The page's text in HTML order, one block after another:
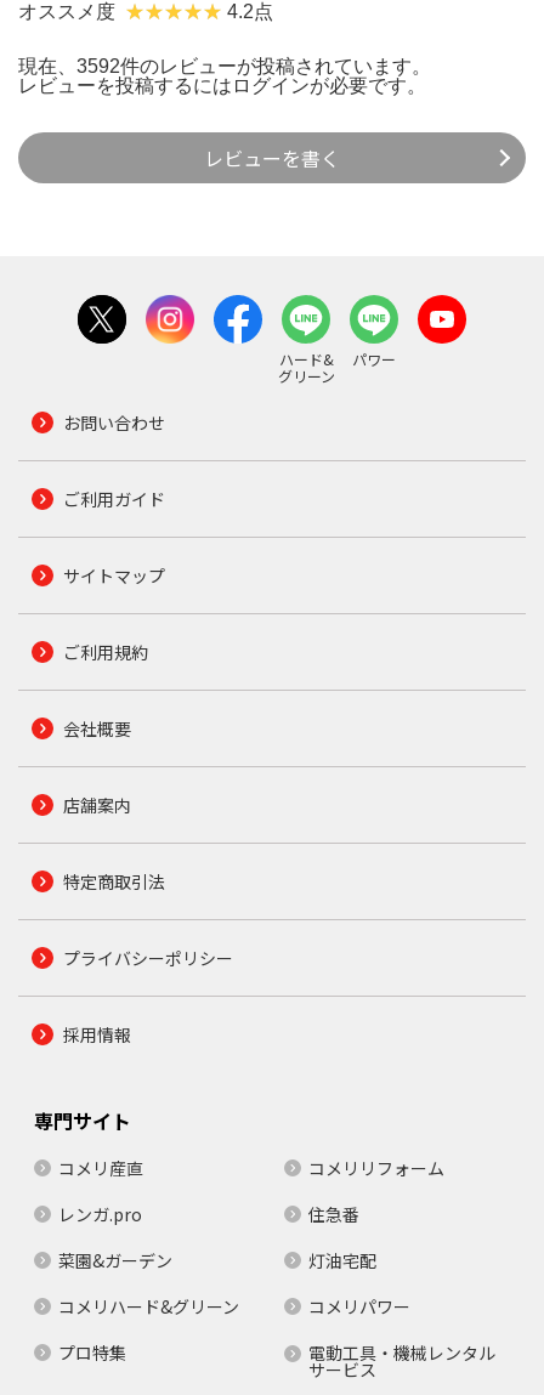
オススメ度 4.2点
現在、3592件のレビューが投稿されています。
レビューを投稿するには ログインが必要です。
レビューを書く
ハード&
グリーン
パワー
お問い合わせ
ご利用ガイド
サイトマップ
ご利用規約
会社概要
店舗案内
特定商取引法
プライバシーポリシー
採用情報
専門サイト
コメリ産直
コメリリフォーム
レンガ.pro
住急番
菜園&ガーデン
灯油宅配
コメリハード&グリーン
コメリパワー
プロ特集
電動工具・機械レンタル
サービス